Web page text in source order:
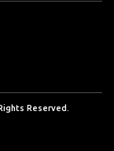
Reserved.